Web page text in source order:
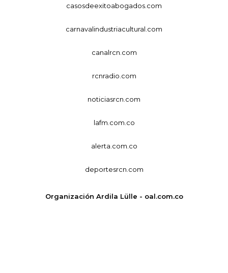
casosdeexitoabogados.com
carnavalindustriacultural.com
canalrcn.com
rcnradio.com
noticiasrcn.com
lafm.com.co
alerta.com.co
deportesrcn.com
Organización Ardila Lülle - oal.com.co